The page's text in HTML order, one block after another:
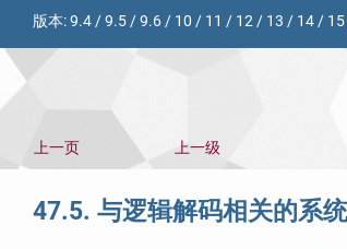
版本:9.4/9.5/9.6/ 10 / 11 / 12/ 13 / 14/ 15
上一页
上一级
47.5. 与逻辑解码相关的系